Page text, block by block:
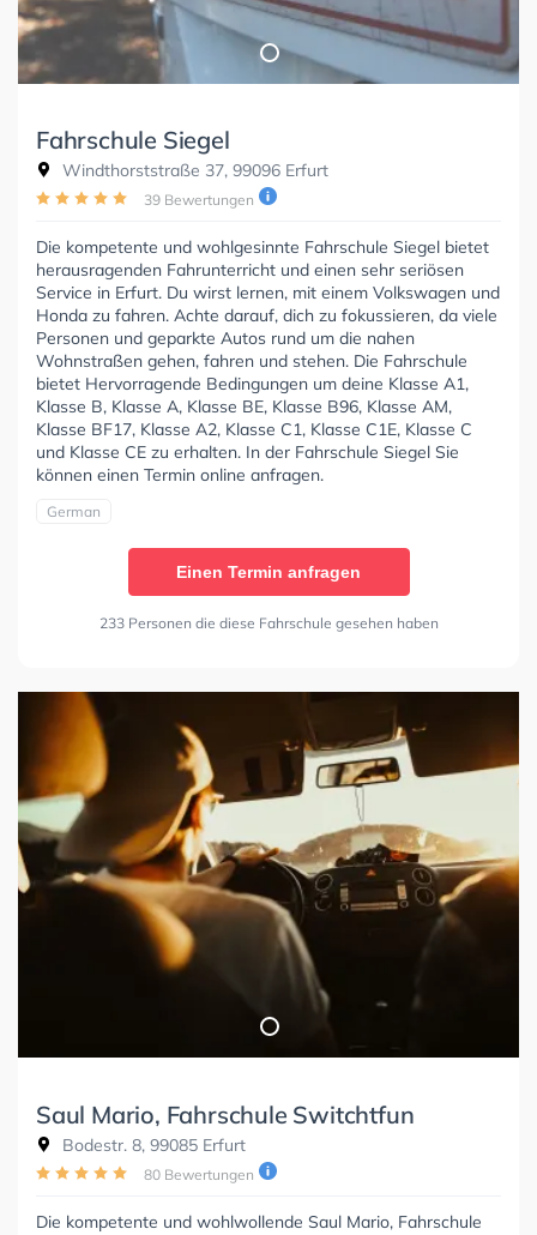
Fahrschule Siegel
Windthorststraße 37, 99096 Erfurt
39 Bewertungen
Die kompetente und wohlgesinnte Fahrschule Siegel bietet
herausragenden Fahrunterricht und einen sehr seriösen
Service in Erfurt. Du wirst lernen, mit einem Volkswagen und
Honda zu fahren. Achte darauf, dich zu fokussieren, da viele
Personen und geparkte Autos rund um die nahen
Wohnstraßen gehen, fahren und stehen. Die Fahrschule
bietet Hervorragende Bedingungen um deine Klasse A1,
Klasse B, Klasse A, Klasse BE, Klasse B96, Klasse AM,
Klasse BF17, Klasse A2, Klasse C1, Klasse C1E, Klasse C
und Klasse CE zu erhalten. In der Fahrschule Siegel Sie
können einen Termin online anfragen.
German
Einen Termin anfragen
233 Personen die diese Fahrschule gesehen haben
Saul Mario, Fahrschule Switchtfun
Bodestr. 8, 99085 Erfurt
80 Bewertungen
Die kompetente und wohlwollende Saul Mario, Fahrschule